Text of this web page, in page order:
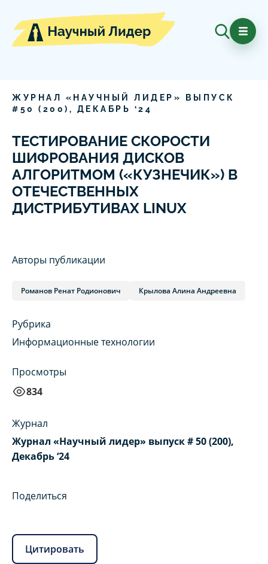
ЖУРНАЛ «НАУЧНЫЙ ЛИДЕР» ВЫПУСК
# 50 ( 200 ), ДЕКАБРЬ ‘24
ТЕСТИРОВАНИЕ СКОРОСТИ
ШИФРОВАНИЯ ДИСКОВ
АЛГОРИТМОМ («КУЗНЕЧИК») В
ОТЕЧЕСТВЕННЫХ
ДИСТРИБУТИВАХ LINUX
Авторы публикации
Романов Ренат Родионович Крылова Алина Андреевна
Рубрика
Информационные технологии
Просмотры
834
Журнал
Журнал «Научный лидер» выпуск # 50 (200),
Декабрь ‘24
Поделиться
Цитировать